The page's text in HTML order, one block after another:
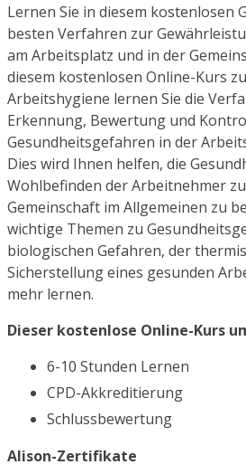
Lernen Sie in diesem kostenlosen
besten Verfahren zur
am Arbeitsplatz und in der
diesem kostenlosen Online-Kurs
Arbeitshygiene lernen Sie die
Erkennung, Bewertung und
Gesundheitsgefahren in der
Dies wird Ihnen helfen, die
Wohlbefinden der Arbeitnehmer
Gemeinschaft im Allgemeinen zu
wichtige Themen zu
biologischen Gefahren, der
Sicherstellung eines gesunden
mehr lernen.
Dieser kostenlose Online-Kurs
6-10 Stunden Lernen
CPD-Akkreditierung
Schlussbewertung
Alison-Zertifikate